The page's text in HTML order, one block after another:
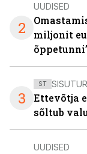
2
UUDISED
miljonit
3
ST
Ettevõtja
sõltub
UUDISED